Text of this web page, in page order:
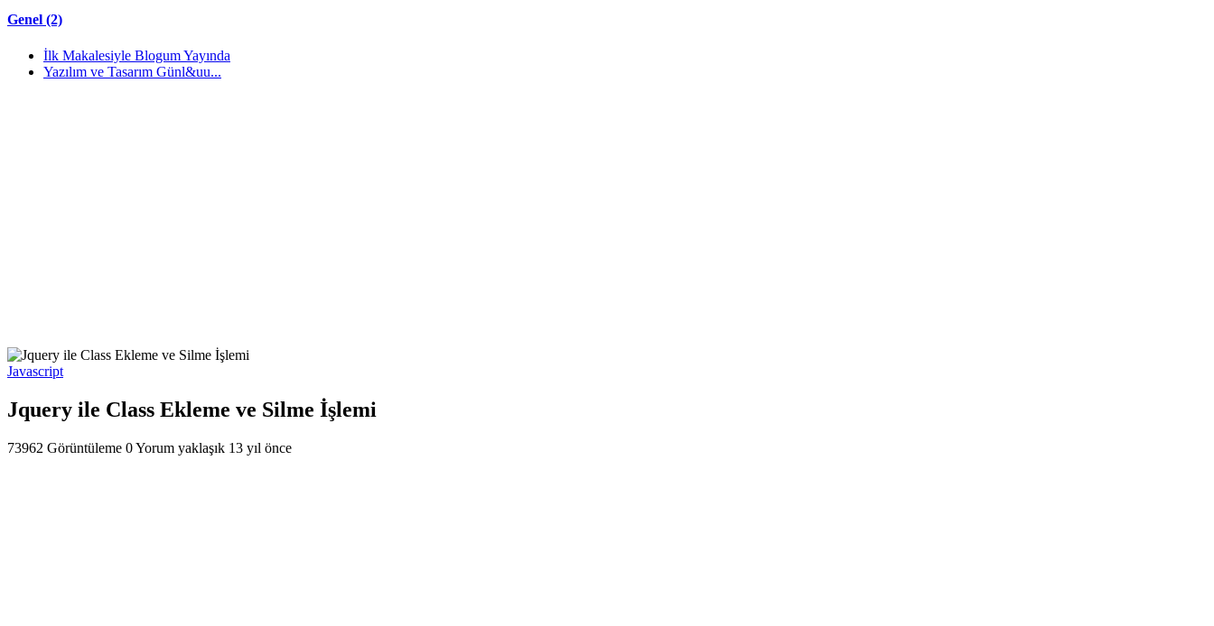
Genel (2)
İlk Makalesiyle Blogum Yayında
Yazılım ve Tasarım Günl&uu...
Javascript
Jquery ile Class Ekleme ve Silme İşlemi
73962 Görüntüleme 0 Yorum yaklaşık 13 yıl önce